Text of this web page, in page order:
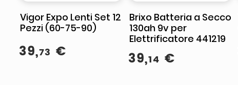
Vigor Expo Lenti Set 12
Pezzi (60-75-90)
39,73 €
Brixo Batteria a Secco
130ah 9v per
Elettrificatore 441219
39,14 €